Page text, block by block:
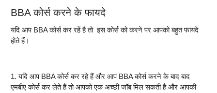
BBA कोर्स करने के फायदे
यदि आप BBA कोर्स कर रहें है तो इस कोर्स को करने पर आपको बहुत फायदे
होते हैं।
1. यदि आप BBA कोर्स कर रहे हैं और आप BBA कोर्स करने के बाद बाद
एमबीए कोर्स कर लेते हैं तो आपको एक अच्छी जॉब मिल सकती है और आपकी